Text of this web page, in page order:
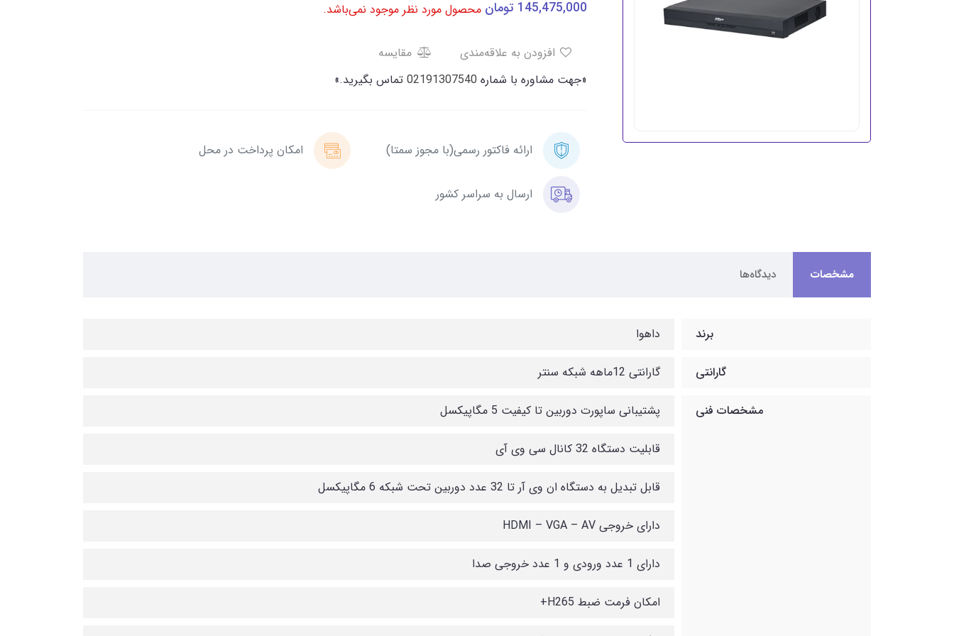
145,475,000 تومان محصول مورد نظر موجود نمی‌باشد.
مقایسه
«جهت مشاوره با شماره 02191307540 تماس بگیرید.»
ارائه فاکتور رسمی(با مجوز سمتا) امکان پرداخت در محل
ارسال به سراسر کشور
مشخصات دیدگاه‌ها
برند داهوا
گارانتی گارانتی 12ماهه شبکه سنتر
مشخصات فنی پشتیبانی ساپورت دوربین تا کیفیت 5 مگاپیکسل
قابلیت دستگاه 32 کانال سی وی آی
قابل تبدیل به دستگاه ان وی آر تا 32 عدد دوربین تحت شبکه 6 مگاپیکسل
دارای خروجی HDMI – VGA – AV
دارای 1 عدد ورودی و 1 عدد خروجی صدا
امکان فرمت ضبط H265+